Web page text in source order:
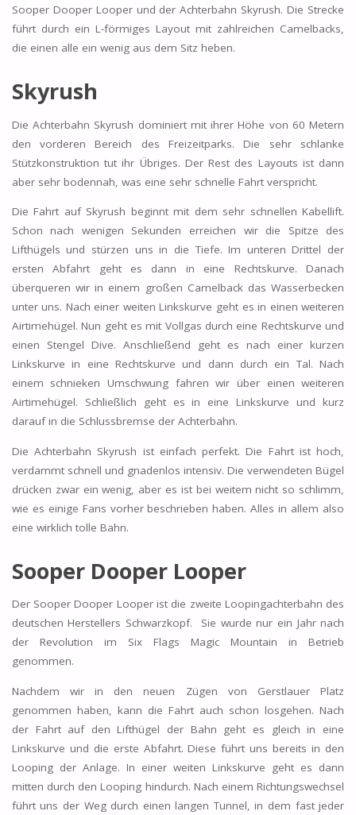
Sooper Dooper Looper und der Achterbahn Skyrush. Die Strecke
führt durch ein L-förmiges Layout mit zahlreichen Camelbacks,
die einen alle ein wenig aus dem Sitz heben.
Skyrush
Die Achterbahn Skyrush dominiert mit ihrer Höhe von 60 Metern
den vorderen Bereich des Freizeitparks. Die sehr schlanke
Stützkonstruktion tut ihr Übriges. Der Rest des Layouts ist dann
aber sehr bodennah, was eine sehr schnelle Fahrt verspricht.
Die Fahrt auf Skyrush beginnt mit dem sehr schnellen Kabellift.
Schon nach wenigen Sekunden erreichen wir die Spitze des
Lifthügels und stürzen uns in die Tiefe. Im unteren Drittel der
ersten Abfahrt geht es dann in eine Rechtskurve. Danach
überqueren wir in einem großen Camelback das Wasserbecken
unter uns. Nach einer weiten Linkskurve geht es in einen weiteren
Airtimehügel. Nun geht es mit Vollgas durch eine Rechtskurve und
einen Stengel Dive. Anschließend geht es nach einer kurzen
Linkskurve in eine Rechtskurve und dann durch ein Tal. Nach
einem schnieken Umschwung fahren wir über einen weiteren
Airtimehügel. Schließlich geht es in eine Linkskurve und kurz
darauf in die Schlussbremse der Achterbahn.
Die Achterbahn Skyrush ist einfach perfekt. Die Fahrt ist hoch,
verdammt schnell und gnadenlos intensiv. Die verwendeten Bügel
drücken zwar ein wenig, aber es ist bei weitem nicht so schlimm,
wie es einige Fans vorher beschrieben haben. Alles in allem also
eine wirklich tolle Bahn.
Sooper Dooper Looper
Der Sooper Dooper Looper ist die zweite Loopingachterbahn des
deutschen Herstellers Schwarzkopf. Sie wurde nur ein Jahr nach
der Revolution im Six Flags Magic Mountain in Betrieb
genommen.
Nachdem wir in den neuen Zügen von Gerstlauer Platz
genommen haben, kann die Fahrt auch schon losgehen. Nach
der Fahrt auf den Lifthügel der Bahn geht es gleich in eine
Linkskurve und die erste Abfahrt. Diese führt uns bereits in den
Looping der Anlage. In einer weiten Linkskurve geht es dann
mitten durch den Looping hindurch. Nach einem Richtungswechsel
führt uns der Weg durch einen langen Tunnel, in dem fast jeder